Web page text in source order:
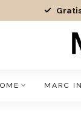
MARC